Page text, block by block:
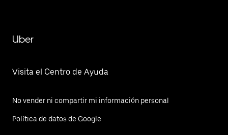
Uber
Visita el Centro de Ayuda
No vender ni compartir mi información personal
Política de datos de Google